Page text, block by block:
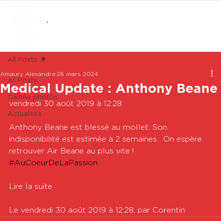
All Posts
Galerie photos
Actualités
All Posts
Medical Update : Anthony Beane
Amaury Alexandre 26 mars 2024
vendredi 30 août 2019 à 12:28
Anthony Beane est blessé au mollet. Son
indisponibilité est estimée à 2 semaines.  On espère
retrouver Air Beane au plus vite !
#AuCoeurDeLaPassion
Lire la suite
Le vendredi 30 août 2019 à 12:28, par Corentin